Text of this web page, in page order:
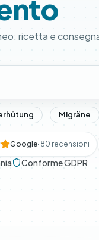
ricetta e
Migräne
Google· 80 recensioni
Conforme GDPR